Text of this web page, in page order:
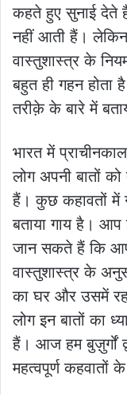
कहते हुए सुनाई देते
नहीं आती हैं।
वास्तुशास्त्र के
बहुत ही गहन होता
तरीक़े के बारे में
भारत में
लोग अपनी बातों
हैं। कुछ कहावतों में
बताया गाय है।
जान सकते हैं कि
वास्तुशास्त्र के
का घर और उसमें
लोग इन बातों का
हैं। आज हम बुज़ुर्गों
महत्वपूर्ण कहवातों